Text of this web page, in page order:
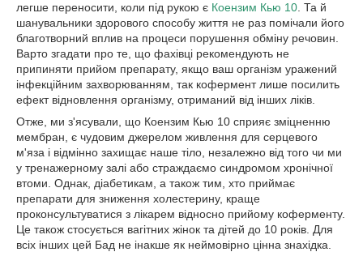
легше переносити, коли під рукою є Коензим Кью 10 . Та й
шанувальники здорового способу життя не раз помічали його
благотворний вплив на процеси порушення обміну речовин.
Варто згадати про те, що фахівці рекомендують не
припиняти прийом препарату, якщо ваш організм уражений
інфекційним захворюванням, так кофермент лише посилить
ефект відновлення організму, отриманий від інших ліків.
Отже, ми з'ясували, що Коензим Кью 10 сприяє зміцненню
мембран, є чудовим джерелом живлення для серцевого
м'яза і відмінно захищає наше тіло, незалежно від того чи ми
у тренажерному залі або страждаємо синдромом хронічної
втоми. Однак, діабетикам, а також тим, хто приймає
препарати для зниження холестерину, краще
проконсультуватися з лікарем відносно прийому коферменту.
Це також стосується вагітних жінок та дітей до 10 років. Для
всіх інших цей Бад не інакше як неймовірно цінна знахідка.